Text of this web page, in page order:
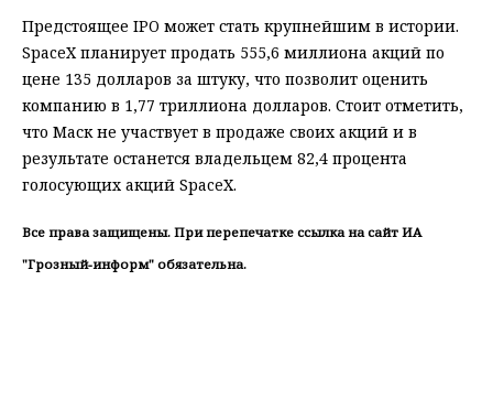
Предстоящее IPO может стать крупнейшим в истории.
SpaceX планирует продать 555,6 миллиона акций по
цене 135 долларов за штуку, что позволит оценить
компанию в 1,77 триллиона долларов. Стоит отметить,
что Маск не участвует в продаже своих акций и в
результате останется владельцем 82,4 процента
голосующих акций SpaceX.
Все права защищены. При перепечатке ссылка на сайт ИА
"Грозный-информ" обязательна.